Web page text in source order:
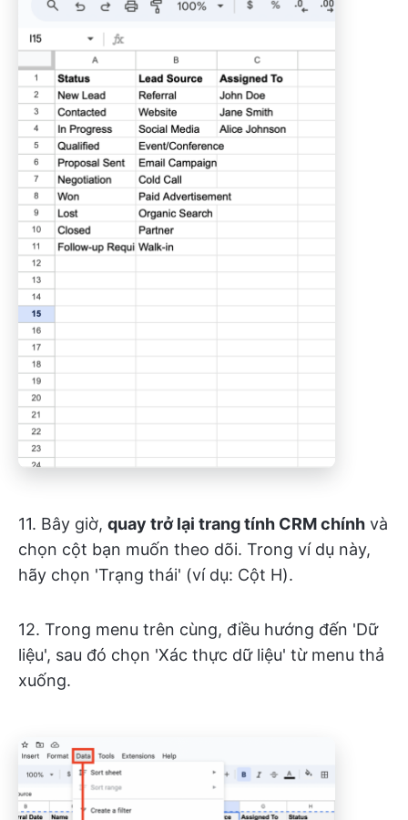
11. Bây giờ, quay trở lại trang tính CRM chính và
chọn cột bạn muốn theo dõi. Trong ví dụ này,
hãy chọn 'Trạng thái' (ví dụ: Cột H).
12. Trong menu trên cùng, điều hướng đến 'Dữ
liệu', sau đó chọn 'Xác thực dữ liệu' từ menu thả
xuống.